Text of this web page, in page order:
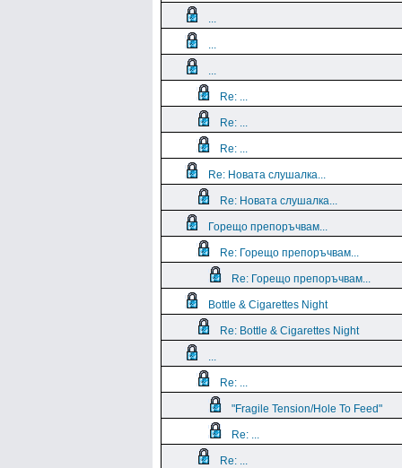
...
...
...
Re: ...
Re: ...
Re: ...
Re: Новата слушалка...
Re: Новата слушалка...
Горещо препоръчвам...
Re: Горещо препоръчвам...
Re: Горещо препоръчвам...
Bottle & Cigarettes Night
Re: Bottle & Cigarettes Night
...
Re: ...
"Fragile Tension/Hole To Feed"
Re: ...
Re: ...